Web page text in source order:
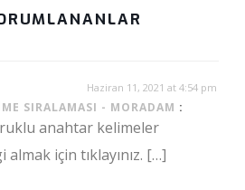
SIRALAMASI - MORADAM :
Haziran 11, 2021 at 4:54 pm
anahtar kelimeler
almak için tıklayınız. […]